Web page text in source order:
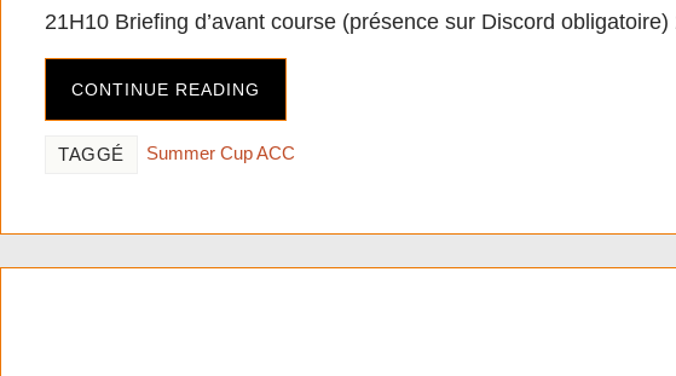
21H10 Briefing d’avant course (présence sur Discord
CONTINUE READING
TAGGÉ Summer Cup ACC